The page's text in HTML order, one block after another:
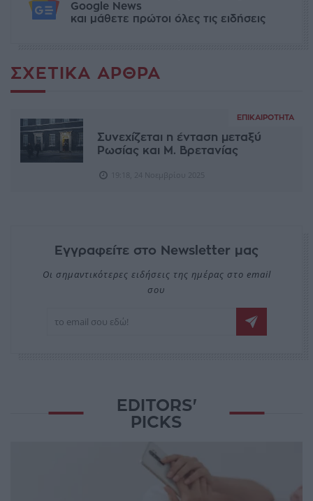
Google News
και μάθετε πρώτοι όλες τις ειδήσεις
ΣΧΕΤΙΚΆ ΆΡΘΡΑ
ΕΠΙΚΑΙΡΌΤΗΤΑ
Συνεχίζεται η ένταση μεταξύ
Ρωσίας και Μ. Βρετανίας
Εγγραφείτε στο Newsletter μας
Οι σημαντικότερες ειδήσεις της ημέρας στο email
σου
EDITORS'
PICKS